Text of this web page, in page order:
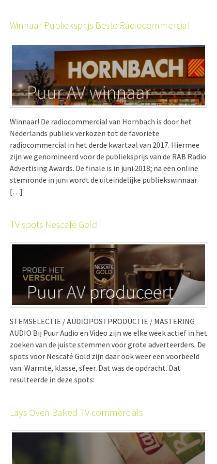
Winnaar Publieksprijs Beste Radiocommercial
Winnaar! De radiocommercial van Hornbach is door het
Nederlands publiek verkozen tot de favoriete
radiocommercial in het derde kwartaal van 2017. Hiermee
zijn we genomineerd voor de publieksprijs van de RAB Radio
Advertising Awards. De finale is in juni 2018; na een online
stemronde in juni wordt de uiteindelijke publiekswinnaar
[…]
TV spots Nescafé Gold
STEMSELECTIE / AUDIOPOSTPRODUCTIE / MASTERING
AUDIO Bij Puur Audio en Video zijn we elke week actief in het
zoeken van de juiste stemmen voor grote adverteerders. De
spots voor Nescafé Gold zijn daar ook weer een voorbeeld
van. Warmte, klasse, sfeer. Dat was de opdracht. Dat
resulteerde in deze spots:
Lays Oven Baked TV commercials